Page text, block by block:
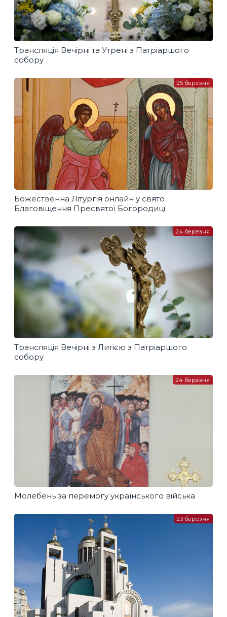
Трансляція Вечірні та Утрені з Патріаршого
собору
Божественна Літургія онлайн у свято
Благовіщення Пресвятої Богородиці
25 березня
Трансляція Вечірні з Литією з Патріаршого
собору
24 березня
Молебень за перемогу українського війська
24 березня
23 березня